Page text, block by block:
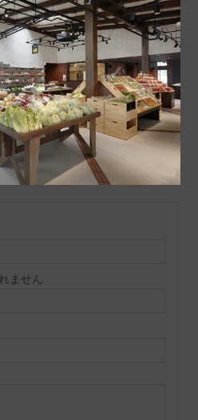
メント
トラックバックは利用でき
ません。
りません。
ません